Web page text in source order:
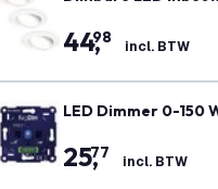
44,
98 incl. BTW
LED Dimmer 0-150
25,
77 incl. BTW